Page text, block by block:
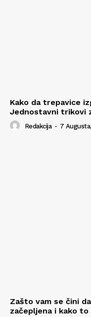
Kako da trepavice
Jednostavni trikovi
Redakcija - 7
Zašto vam se čini
začepljena i kako